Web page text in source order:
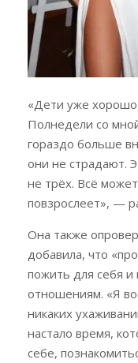
«Дети уже
Полнедели со
гораздо больше
они не страдают.
не трёх. Всё
повзрослеет», —
Она также
добавила, что
пожить для себя и
отношениям. «Я
никаких
настало время,
себе,